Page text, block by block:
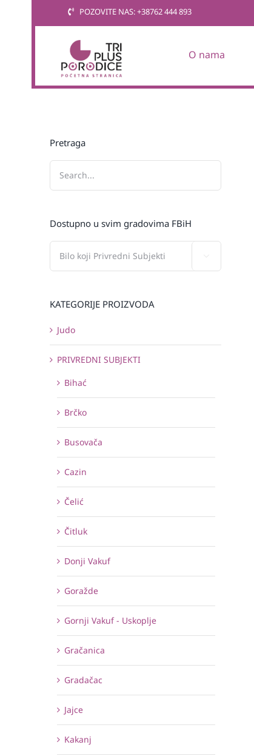
POZOVITE NAS: +38762 444 893
O nama
Pretraga
Dostupno u svim gradovima FBiH
KATEGORIJE PROIZVODA
Judo
PRIVREDNI SUBJEKTI
Bihać
Brčko
Busovača
Cazin
Čelić
Čitluk
Donji Vakuf
Goražde
Gornji Vakuf - Uskoplje
Gračanica
Gradačac
Jajce
Kakanj